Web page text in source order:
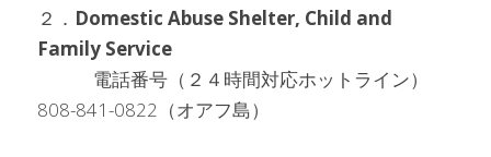
２． Domestic Abuse Shelter, Child and
Family Service
電話番号（２４時間対応ホットライン）
808-841-0822（オアフ島）